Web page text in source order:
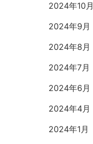
2024年10月
2024年9月
2024年8月
2024年7月
2024年6月
2024年4月
2024年1月